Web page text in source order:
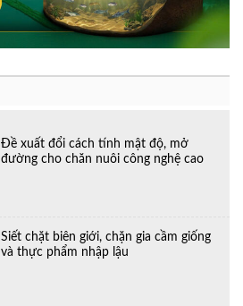
Đề xuất đổi cách tính mật độ, mở
đường cho chăn nuôi công nghệ cao
Siết chặt biên giới, chặn gia cầm giống
và thực phẩm nhập lậu